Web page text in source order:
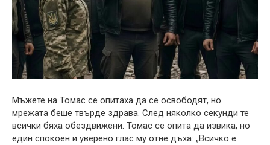
Мъжете на Томас се опитаха да се освободят, но
мрежата беше твърде здрава. След няколко секунди те
всички бяха обездвижени. Томас се опита да извика, но
един спокоен и уверено глас му отне дъха: „Всичко е